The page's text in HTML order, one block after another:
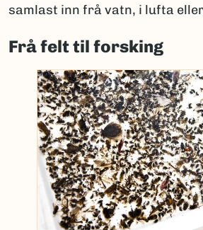
samlast inn frå vatn, i lufta
Frå felt til forsking